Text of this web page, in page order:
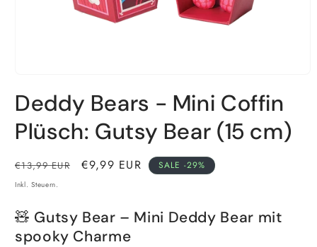
in
Modal
öffnen
Deddy Bears - Mini Coffin
Plüsch: Gutsy Bear (15 cm)
Normaler
Preis
€13,99 EUR Verkaufspreis
€9,99 EUR SALE -29%
Inkl. Steuern.
🧸 Gutsy Bear – Mini Deddy Bear mit
spooky Charme